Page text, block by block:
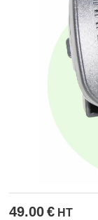
49.00 € HT